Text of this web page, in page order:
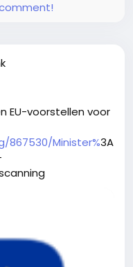
EU-voorstellen voor
867530/Minister%3A